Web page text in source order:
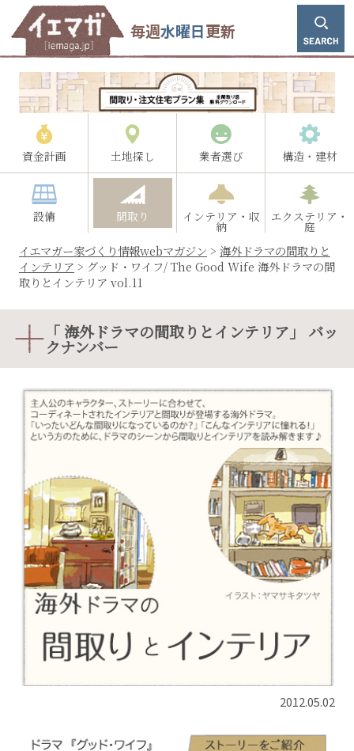
毎週水曜日更新
資金計画 土地探し 業者選び 構造・建材
設備 間取り インテリア・収
納
エクステリア・
庭
イエマガー家づくり情報webマガジン > 海外ドラマの間取りと
インテリア > グッド・ワイフ/ The Good Wife 海外ドラマの間
取りとインテリア vol.11
「 海外ドラマの間取りとインテリア」 バッ
クナンバー
2012.05.02